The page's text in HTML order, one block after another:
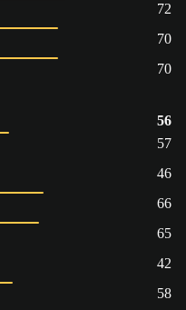
72
70
70
56
57
46
66
65
42
58